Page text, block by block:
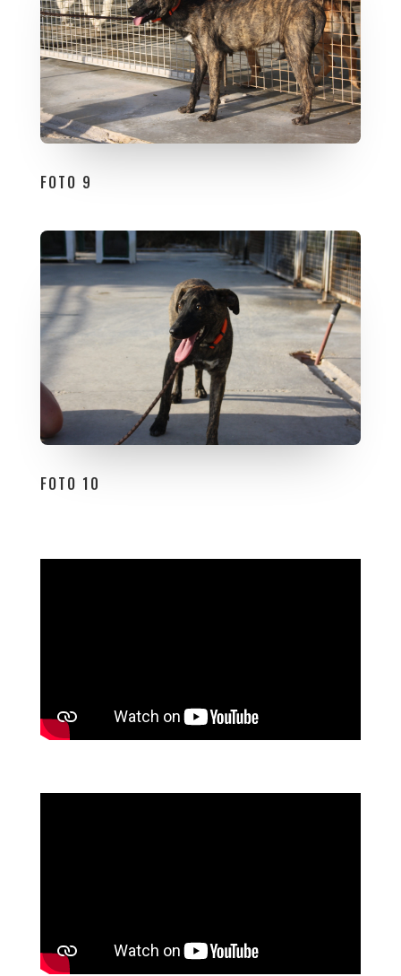
FOTO 9
FOTO 10